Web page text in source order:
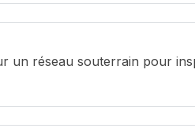
un réseau souterrain pour